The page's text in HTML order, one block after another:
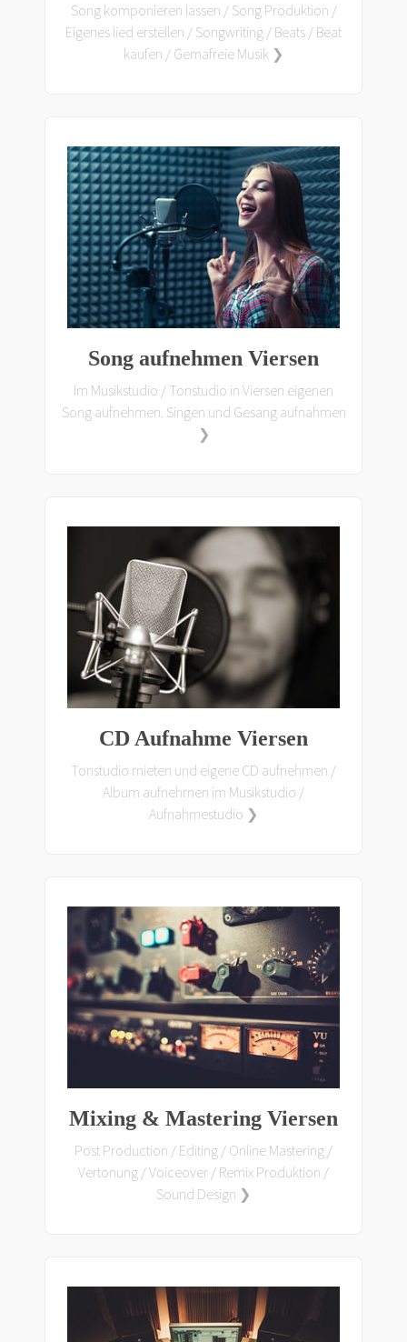
Song komponieren lassen / Song Produktion /
Eigenes lied erstellen / Songwriting / Beats / Beat
kaufen / Gemafreie Musik ❯
Song aufnehmen Viersen
Im Musikstudio / Tonstudio in Viersen eigenen
Song aufnehmen. Singen und Gesang aufnahmen
❯
CD Aufnahme Viersen
Tonstudio mieten und eigene CD aufnehmen /
Album aufnehmen im Musikstudio /
Aufnahmestudio ❯
Mixing & Mastering Viersen
Post Production / Editing / Online Mastering /
Vertonung / Voiceover / Remix Produktion /
Sound Design ❯